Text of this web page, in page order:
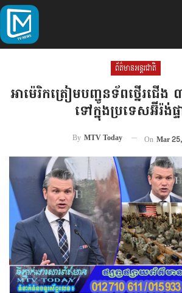
ព័ត៌មានអន្តរជាតិ
អាម៉េរិកត្រៀមបញ្ជូនទ័ពថ្នើរជ
ទៅក្នុងប្រទេសអ៊ីរ៉ង់ផ្
By MTV Today On Mar